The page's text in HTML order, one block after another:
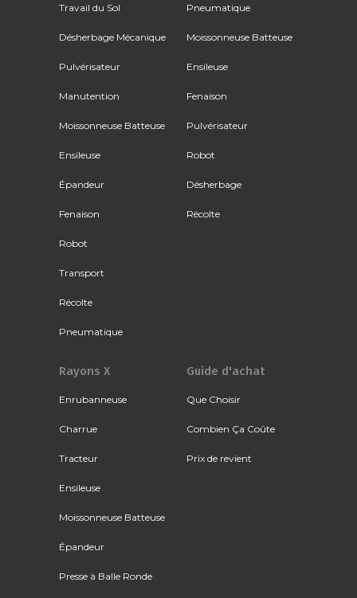
Travail du Sol
Désherbage Mécanique
Pulvérisateur
Manutention
Moissonneuse Batteuse
Ensileuse
Épandeur
Fenaison
Robot
Transport
Récolte
Pneumatique
Pneumatique
Moissonneuse Batteuse
Ensileuse
Fenaison
Pulvérisateur
Robot
Désherbage
Récolte
Rayons X
Enrubanneuse
Charrue
Tracteur
Ensileuse
Moissonneuse Batteuse
Épandeur
Presse à Balle Ronde
Guide d'achat
Que Choisir
Combien Ça Coûte
Prix de revient